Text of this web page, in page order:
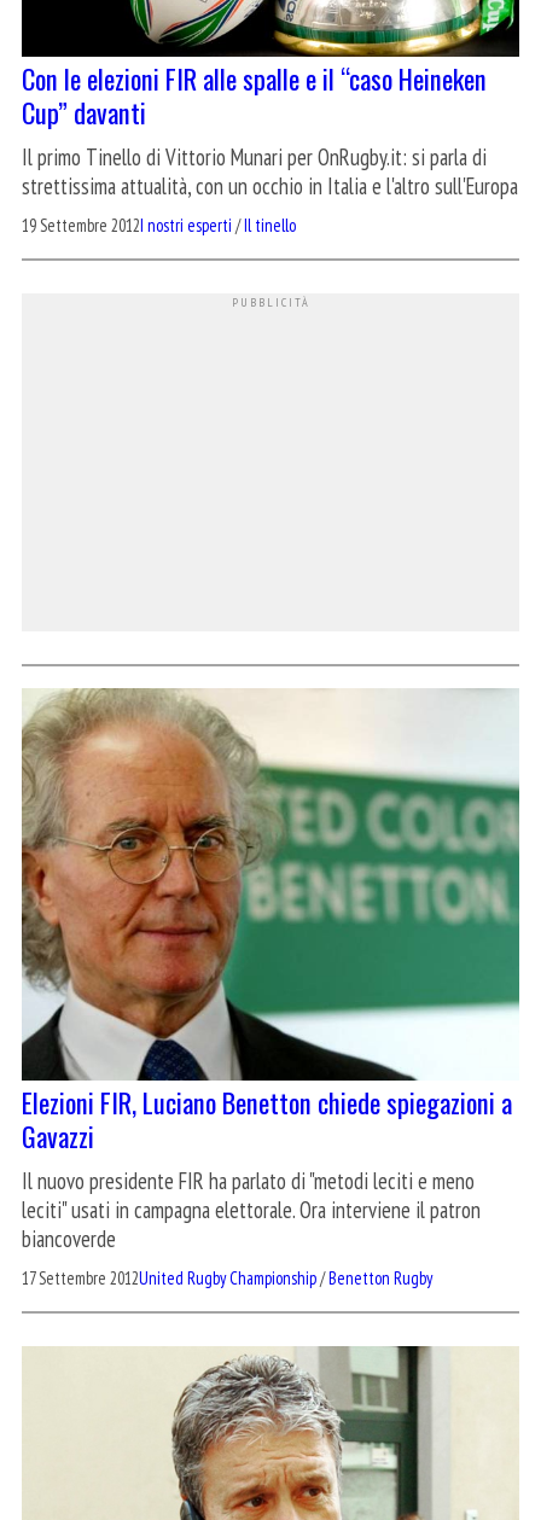
Con le elezioni FIR alle spalle e il “caso Heineken
Cup” davanti
Il primo Tinello di Vittorio Munari per OnRugby.it: si parla di
strettissima attualità, con un occhio in Italia e l'altro sull'Europa
19 Settembre 2012I nostri esperti /Il tinello
Elezioni FIR, Luciano Benetton chiede spiegazioni a
Gavazzi
Il nuovo presidente FIR ha parlato di "metodi leciti e meno
leciti" usati in campagna elettorale. Ora interviene il patron
biancoverde
17 Settembre 2012United Rugby Championship/Benetton Rugby